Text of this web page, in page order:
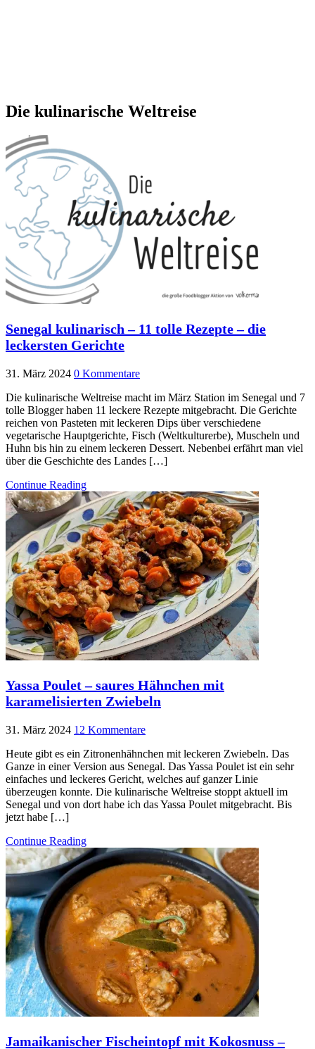
Die kulinarische Weltreise
Senegal kulinarisch – 11 tolle Rezepte – die
leckersten Gerichte
31. März 2024 0 Kommentare
Die kulinarische Weltreise macht im März Station im Senegal und 7
tolle Blogger haben 11 leckere Rezepte mitgebracht. Die Gerichte
reichen von Pasteten mit leckeren Dips über verschiedene
vegetarische Hauptgerichte, Fisch (Weltkulturerbe), Muscheln und
Huhn bis hin zu einem leckeren Dessert. Nebenbei erfährt man viel
über die Geschichte des Landes […]
Continue Reading
Yassa Poulet – saures Hähnchen mit
karamelisierten Zwiebeln
31. März 2024 12 Kommentare
Heute gibt es ein Zitronenhähnchen mit leckeren Zwiebeln. Das
Ganze in einer Version aus Senegal. Das Yassa Poulet ist ein sehr
einfaches und leckeres Gericht, welches auf ganzer Linie
überzeugen konnte. Die kulinarische Weltreise stoppt aktuell im
Senegal und von dort habe ich das Yassa Poulet mitgebracht. Bis
jetzt habe […]
Continue Reading
Jamaikanischer Fischeintopf mit Kokosnuss –